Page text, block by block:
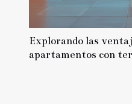
Explorando las
apartamentos con